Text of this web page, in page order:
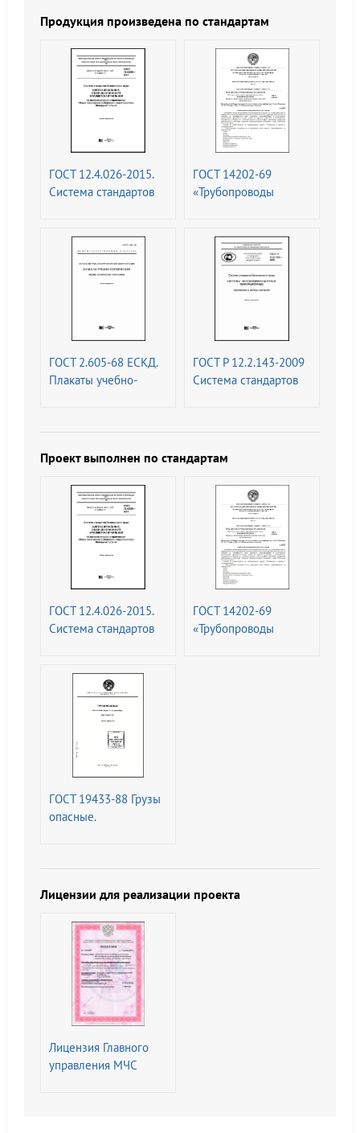
Продукция произведена по стандартам
ГОСТ 12.4.026-2015.
Система стандартов
знаки безопасности и
разметка сигнальная.
Назначение и правила
требования и
Методы испытаний
ГОСТ 14202-69
«Трубопроводы
Опознавательная
окраска,
предупреждающие
ГОСТ 2.605-68 ЕСКД.
Плакаты учебно-
ГОСТ Р 12.2.143-2009
Система стандартов
Требования и методы
контроля (с
Изменением N 1)
Проект выполнен по стандартам
ГОСТ 12.4.026-2015.
Система стандартов
знаки безопасности и
разметка сигнальная.
Назначение и правила
применения. Общие
технические
требования и
Методы испытаний
ГОСТ 14202-69
«Трубопроводы
ГОСТ 19433-88 Грузы
опасные.
Лицензии для реализации проекта
Лицензия Главного
управления МЧС